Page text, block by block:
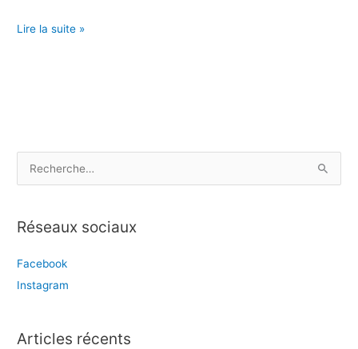
Publication
Lire la suite »
e
h
r
c
e
Réseaux sociaux
Facebook
Instagram
Articles récents